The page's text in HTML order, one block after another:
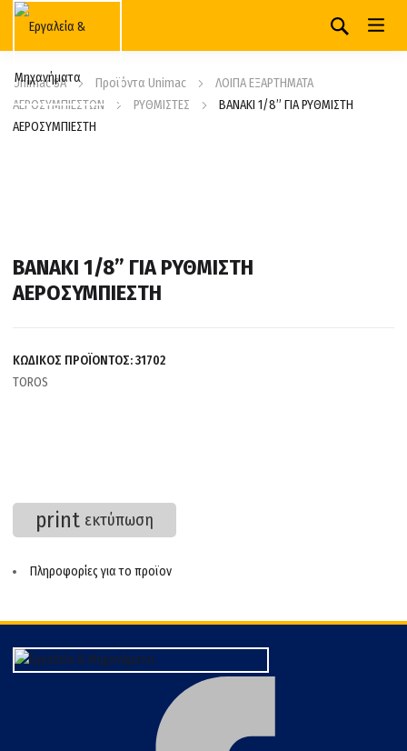
Unimac SA Προϊόντα Unimac
ΛΟΙΠΑ ΕΞΑΡΤΗΜΑΤΑ
ΑΕΡΟΣΥΜΠΙΕΣΤΩΝ
ΡΥΘΜΙΣΤΕΣ
ΒΑΝΑΚΙ 1/8” ΓΙΑ ΡΥΘΜΙΣΤΗ
ΑΕΡΟΣΥΜΠΙΕΣΤΗ
ΒΑΝΑΚΙ 1/8” ΓΙΑ ΡΥΘΜΙΣΤΗ
ΑΕΡΟΣΥΜΠΙΕΣΤΗ
ΚΩΔΙΚΟΣ ΠΡΟΪΟΝΤΟΣ:31702
TOROS
print εκτύπωση
Πληροφορίες για το προϊον